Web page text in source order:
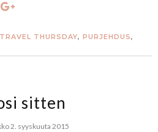
THURSDAY, PURJEHDUS,
sitten
2. syyskuuta 2015